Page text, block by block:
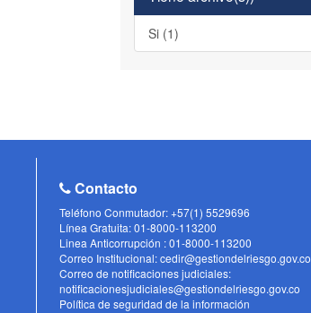
Si (1)
Contacto
Teléfono Conmutador: +57(1) 5529696
Línea Gratuita: 01-8000-113200
Linea Anticorrupción : 01-8000-113200
Correo Institucional: cedir@gestiondelriesgo.gov.co
Correo de notificaciones judiciales:
notificacionesjudiciales@gestiondelriesgo.gov.co
Política de seguridad de la información